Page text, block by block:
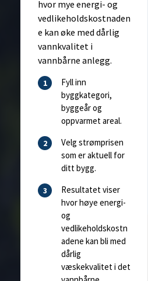
hvor mye energi- og
vedlikeholdskostnaden
e kan øke med dårlig
vannkvalitet i
vannbårne anlegg.
Fyll inn
byggkategori,
byggeår og
oppvarmet areal.
Velg strømprisen
som er aktuell for
ditt bygg.
Resultatet viser
hvor høye energi-
og
vedlikeholdskostn
adene kan bli med
dårlig
væskekvalitet i det